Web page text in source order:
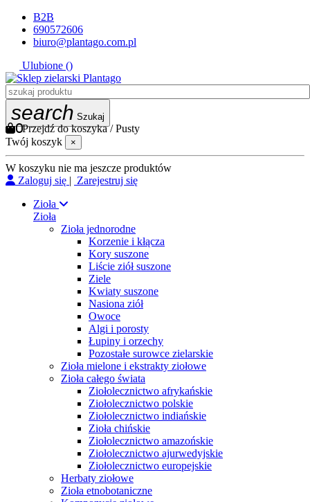
B2B
690572606
biuro@plantago.com.pl
Ulubione ()
search Szukaj
0Przejdź do koszyka /Pusty
Twój koszyk
×
W koszyku nie ma jeszcze produktów
Zaloguj się | Zarejestruj się
Zioła
Zioła
Zioła jednorodne
Korzenie i kłącza
Kory suszone
Liście ziół suszone
Ziele
Kwiaty suszone
Nasiona ziół
Owoce
Algi i porosty
Łupiny i orzechy
Pozostałe surowce zielarskie
Zioła mielone i ekstrakty ziołowe
Zioła całego świata
Ziołolecznictwo afrykańskie
Ziołolecznictwo polskie
Ziołolecznictwo indiańskie
Zioła chińskie
Ziołolecznictwo amazońskie
Ziołolecznictwo ajurwedyjskie
Ziołolecznictwo europejskie
Herbaty ziołowe
Zioła etnobotaniczne